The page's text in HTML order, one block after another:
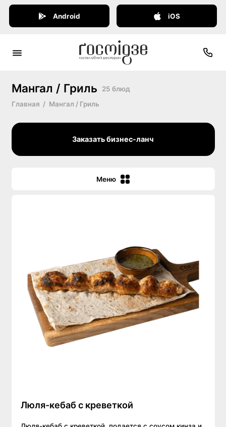
Android iOS
Мангал / Гриль
25 блюд
Главная
Мангал / Гриль
Заказать бизнес-ланч
Меню
Люля-кебаб с креветкой